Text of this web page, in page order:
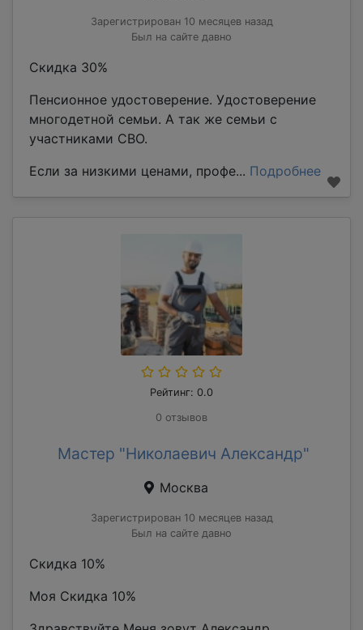
Зарегистрирован 10 месяцев назад
Был на сайте давно
Скидка 30%
Пенсионное удостоверение. Удостоверение
многодетной семьи. А так же семьи с
участниками СВО.
Если за низкими ценами, профе... Подробнее
Рейтинг: 0.0
0 отзывов
Мастер "Николаевич Александр"
Москва
Зарегистрирован 10 месяцев назад
Был на сайте давно
Скидка 10%
Моя Скидка 10%